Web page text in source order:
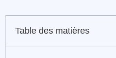
Table des matières